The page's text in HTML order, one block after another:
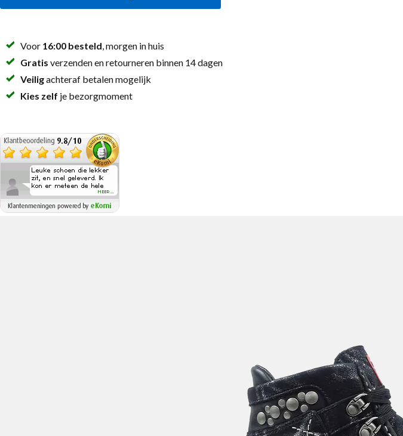
Voor 16:00 besteld , morgen in huis
Gratis verzenden en retourneren binnen 14 dagen
Veiligachteraf betalen mogelijk
Kies zelf je bezorgmoment